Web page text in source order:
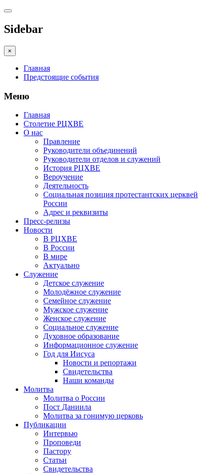
Sidebar
×
Главная
Предстоящие события
Меню
Главная
Столетие РЦХВЕ
О нас
Правление
Руководители объединений
Руководители отделов и служений
История РЦХВЕ
Вероучение
Деятельность
Социальная позиция протестантских церквей
России
Адрес и реквизиты
Пресс-релизы
Новости
В РЦХВЕ
В России
В мире
Актуально
Служение
Детское служение
Молодёжное служение
Семейное служение
Мужское служение
Женское служение
Социальное служение
Духовное образование
Информационное служение
Год для Иисуса
Новости и репортажи
Свидетельства
Наши команды
Молитва
Молитва о России
Пост Даниила
Молитва за гонимую церковь
Публикации
Интервью
Проповеди
Пастору
Статьи
Свидетельства